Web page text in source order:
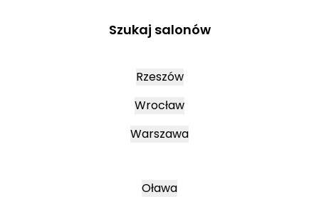
Szukaj salonów
Rzeszów
Wrocław
Warszawa
Oława